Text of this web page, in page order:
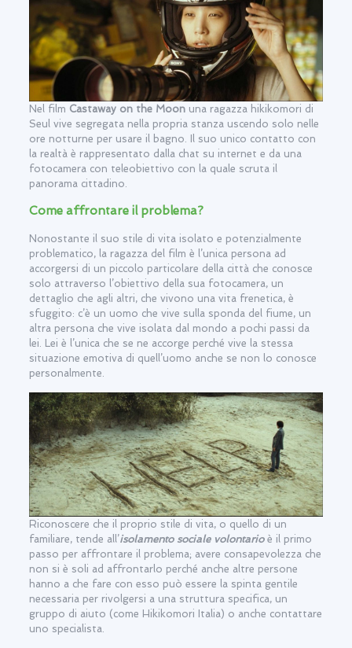
Nel film Castaway on the Moonuna ragazza hikikomori di
Seul vive segregata nella propria stanza uscendo solo nelle
ore notturne per usare il bagno. Il suo unico contatto con
la realtà è rappresentato dalla chat su internet e da una
fotocamera con teleobiettivo con la quale scruta il
panorama cittadino.
Come affrontare il problema?
Nonostante il suo stile di vita isolato e potenzialmente
problematico, la ragazza del film è l’unica persona ad
accorgersi di un piccolo particolare della città che conosce
solo attraverso l’obiettivo della sua fotocamera, un
dettaglio che agli altri, che vivono una vita frenetica, è
sfuggito: c’è un uomo che vive sulla sponda del fiume, un
altra persona che vive isolata dal mondo a pochi passi da
lei. Lei è l’unica che se ne accorge perché vive la stessa
situazione emotiva di quell’uomo anche se non lo conosce
personalmente.
Riconoscere che il proprio stile di vita, o quello di un
familiare, tende all’isolamento sociale volontarioè il primo
passo per affrontare il problema; avere consapevolezza che
non si è soli ad affrontarlo perché anche altre persone
hanno a che fare con esso può essere la spinta gentile
necessaria per rivolgersi a una struttura specifica, un
gruppo di aiuto (come Hikikomori Italia) o anche contattare
uno specialista.